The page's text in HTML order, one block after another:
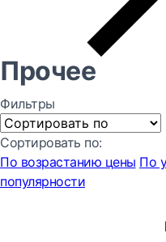
Прочее
Фильтры
Сортировать по:
По возрастанию цены По
популярности